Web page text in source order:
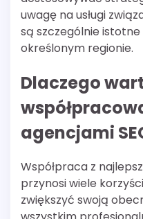
uwagę na usługi
są szczególnie
określonym regionie.
Dlaczego
agencjami
Współpraca z
przynosi wiele
zwiększyć swoją